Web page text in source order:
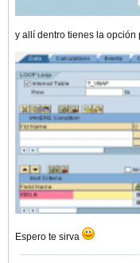
y allí dentro tienes la opción
Espero te sirva